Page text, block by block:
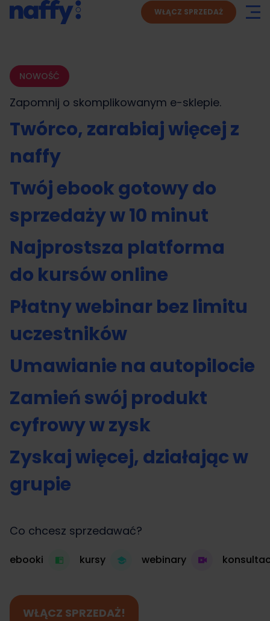
WŁĄCZ SPRZEDAŻ
NOWOŚĆ
Zapomnij o skomplikowanym e-sklepie.
Twórco, zarabiaj więcej z
naffy
Twój ebook gotowy do
sprzedaży w 10 minut
Najprostsza platforma
do kursów online
Płatny webinar bez limitu
uczestników
Umawianie na autopilocie
Zamień swój produkt
cyfrowy w zysk
Zyskaj więcej, działając w
grupie
Co chcesz sprzedawać?
ebooki kursy webinary
WŁĄCZ SPRZEDAŻ!